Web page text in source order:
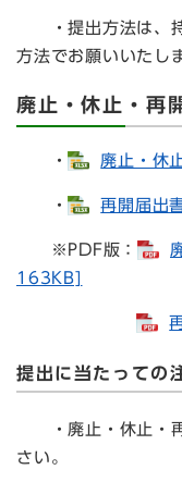
・提出方法は、持
方法でお願いいたし
廃止・休止・再
・ 廃止・休
・ 再開届出
※PDF版：
163KB]
提出に当たっての
・廃止・休止・再
さい。